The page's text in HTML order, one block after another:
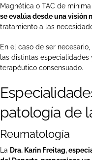
Magnética o TAC de
se evalúa desde una visión
tratamiento a las
En el caso de ser
las distintas
terapéutico consensuado.
patología de
Reumatología
La Dra. Karin Freitag,